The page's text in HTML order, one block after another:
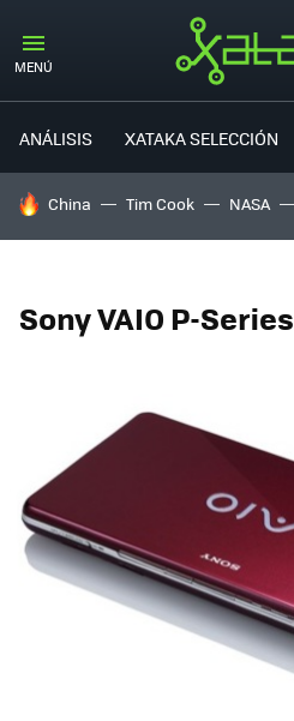
MENÚ
ANÁLISIS XATAKA SELECCIÓN
HOY SE HABLA DE
China Tim Cook NASA
Sony VAIO P-Series